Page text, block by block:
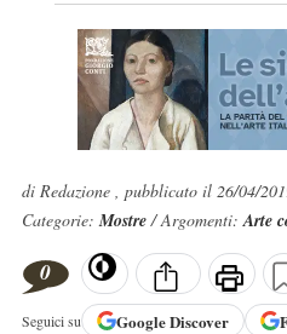
di Redazione , pubblicato il 26/04/
Categorie:Mostre/ Argomenti:Arte
0
Seguici su GoogleDiscover